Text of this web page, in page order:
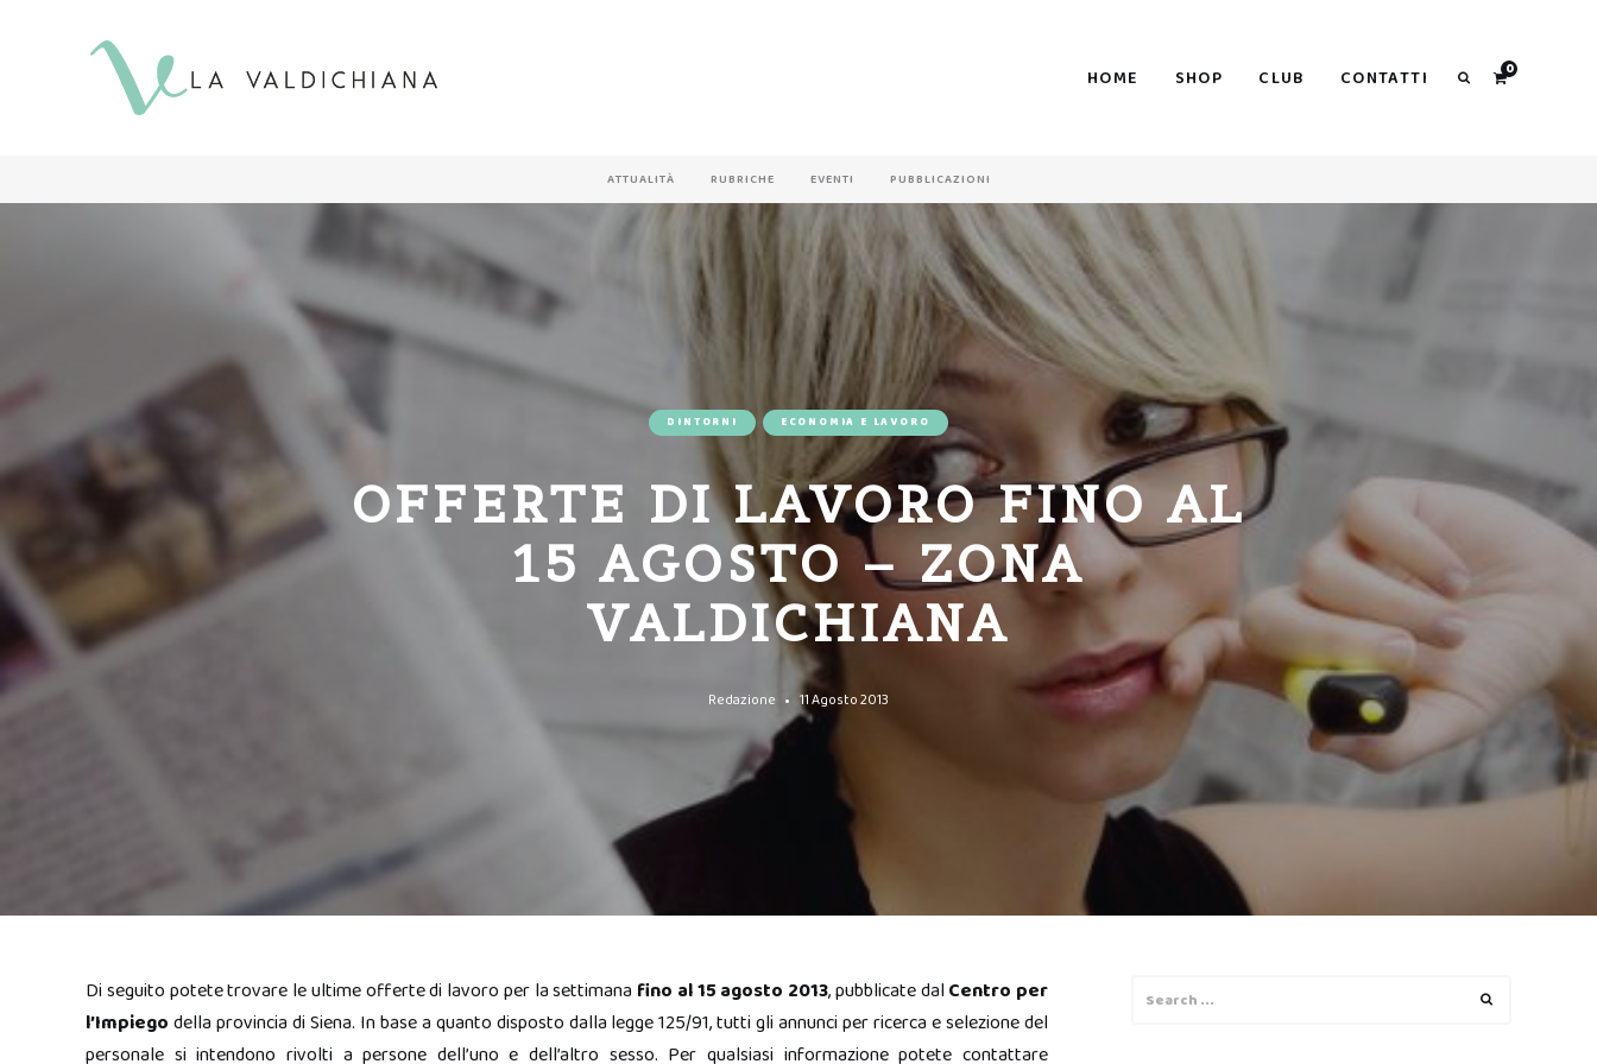
HOME SHOP CLUB CONTATTI 0
ATTUALITÀ RUBRICHE EVENTI PUBBLICAZIONI
DINTORNI ECONOMIA E LAVORO
OFFERTE DI LAVORO FINO AL
15 AGOSTO – ZONA
VALDICHIANA
Redazione 11 Agosto 2013
Di seguito potete trovare le ultime offerte di lavoro per la settimana fino al 15 agosto 2013, pubblicate dal Centro per
l’Impiego della provincia di Siena. In base a quanto disposto dalla legge 125/91, tutti gli annunci per ricerca e selezione del
personale si intendono rivolti a persone dell’uno e dell’altro sesso. Per qualsiasi informazione potete contattare
for: